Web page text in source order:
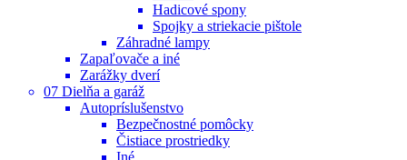
Hadicové spony
Spojky a striekacie pištole
Záhradné lampy
Zapaľovače a iné
Zarážky dverí
07 Dielňa a garáž
Autopríslušenstvo
Bezpečnostné pomôcky
Čistiace prostriedky
Iné